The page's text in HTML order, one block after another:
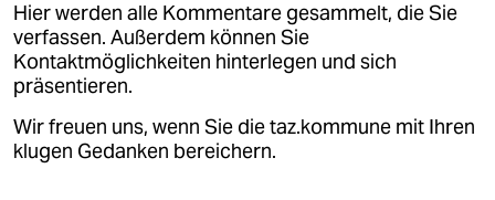
Hier werden alle Kommentare gesammelt, die Sie
verfassen. Außerdem können Sie
Kontaktmöglichkeiten hinterlegen und sich
präsentieren.
Wir freuen uns, wenn Sie die taz.kommune mit Ihren
klugen Gedanken bereichern.